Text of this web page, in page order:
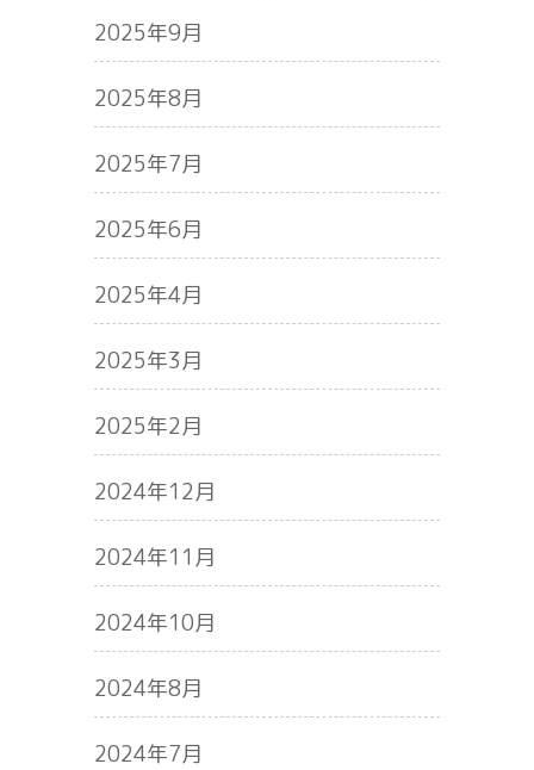
2025年9月
2025年8月
2025年7月
2025年6月
2025年4月
2025年3月
2025年2月
2024年12月
2024年11月
2024年10月
2024年8月
2024年7月